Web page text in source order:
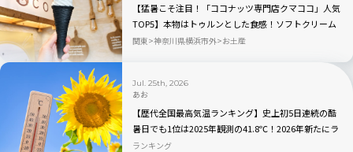
【猛暑こそ注目！「ココナッツ専門店クマココ」人気
TOP5】本物はトゥルンとした食感！ソフトクリーム
やビールも人気｜川崎・ラ チッタデッラ
関東 神奈川県横浜市外 お土産
Jul. 25th, 2026
あお
【歴代全国最高気温ランキング】史上初5日連続の酷
暑日でも1位は2025年観測の41.8℃！2026年新たにラ
ンクインしたのはどこ？
ランキング